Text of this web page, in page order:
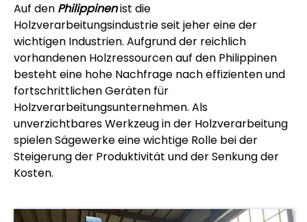
Auf den Philippinenist die
Holzverarbeitungsindustrie seit jeher eine der
wichtigen Industrien. Aufgrund der reichlich
vorhandenen Holzressourcen auf den Philippinen
besteht eine hohe Nachfrage nach effizienten und
fortschrittlichen Geräten für
Holzverarbeitungsunternehmen. Als
unverzichtbares Werkzeug in der Holzverarbeitung
spielen Sägewerke eine wichtige Rolle bei der
Steigerung der Produktivität und der Senkung der
Kosten.